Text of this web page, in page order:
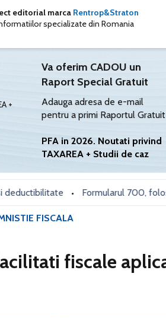
editorial marca Rentrop&Straton
specializate din Romania
Va oferim CADOU un
Raport Special Gratuit
Adauga adresa de e-mail
pentru a primi Raportul Gratuit
PFA in 2026. Noutati privind
TAXAREA + Studii de caz
• Formularul 700, folosit
FISCALA
fiscale